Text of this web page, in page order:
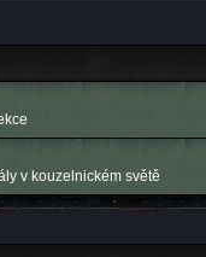
v kouzelnickém světě